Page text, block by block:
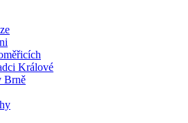
Králové
Brně